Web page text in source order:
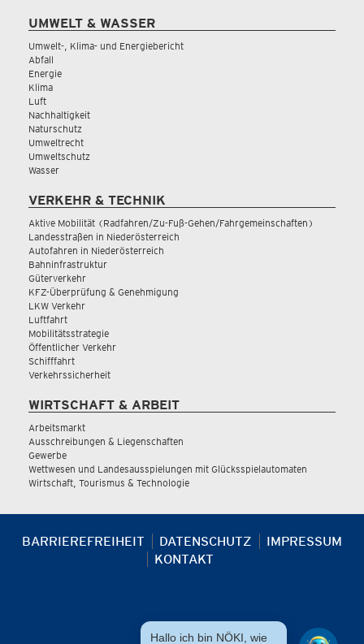
UMWELT & WASSER
Umwelt-, Klima- und Energiebericht
Abfall
Energie
Klima
Luft
Nachhaltigkeit
Naturschutz
Umweltrecht
Umweltschutz
Wasser
VERKEHR & TECHNIK
Aktive Mobilität (Radfahren/Zu-Fuß-Gehen/Fahrgemeinschaften)
Landesstraßen in Niederösterreich
Autofahren in Niederösterreich
Bahninfrastruktur
Güterverkehr
KFZ-Überprüfung & Genehmigung
LKW Verkehr
Luftfahrt
Mobilitätsstrategie
Öffentlicher Verkehr
Schifffahrt
Verkehrssicherheit
WIRTSCHAFT & ARBEIT
Arbeitsmarkt
Ausschreibungen & Liegenschaften
Gewerbe
Wettwesen und Landesausspielungen mit Glücksspielautomaten
Wirtschaft, Tourismus & Technologie
BARRIEREFREIHEIT DATENSCHUTZ
IMPRESSUM
KONTAKT
Hallo ich bin NÖKI, wie